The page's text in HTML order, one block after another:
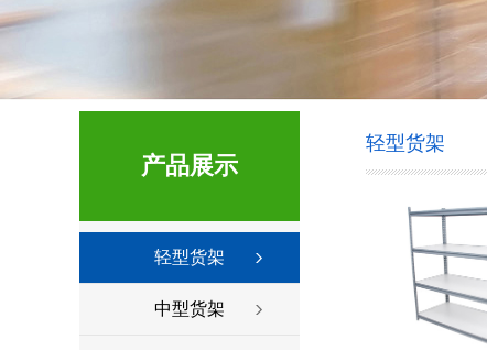
产品展示
轻型货架
中型货架
轻型货架